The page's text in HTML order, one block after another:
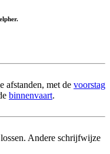
afstanden, met de voorstag
binnenvaart.
Andere schrijfwijze